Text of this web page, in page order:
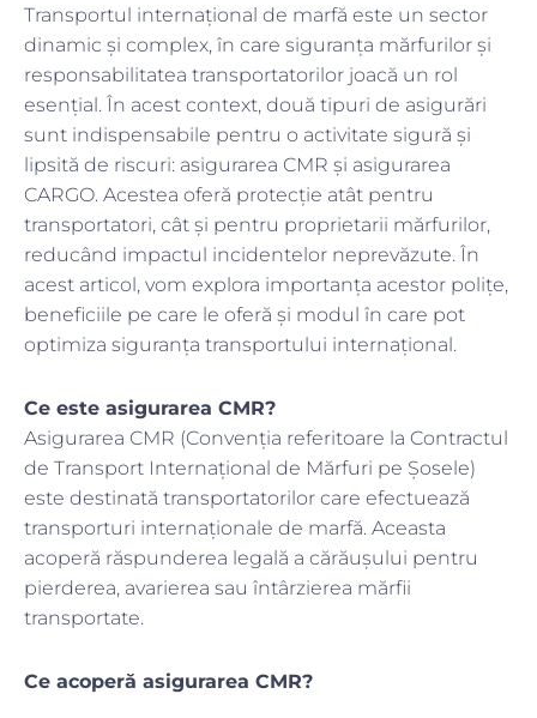
Transportul internațional de marfă este un sector
dinamic și complex, în care siguranța mărfurilor și
responsabilitatea transportatorilor joacă un rol
esențial. În acest context, două tipuri de asigurări
sunt indispensabile pentru o activitate sigură și
lipsită de riscuri: asigurarea CMR și asigurarea
CARGO. Acestea oferă protecție atât pentru
transportatori, cât și pentru proprietarii mărfurilor,
reducând impactul incidentelor neprevăzute. În
acest articol, vom explora importanța acestor polițe,
beneficiile pe care le oferă și modul în care pot
optimiza siguranța transportului internațional.
Ce este asigurarea CMR?
Asigurarea CMR (Convenția referitoare la Contractul
de Transport Internațional de Mărfuri pe Șosele)
este destinată transportatorilor care efectuează
transporturi internaționale de marfă. Aceasta
acoperă răspunderea legală a cărăușului pentru
pierderea, avarierea sau întârzierea mărfii
transportate.
Ce acoperă asigurarea CMR?